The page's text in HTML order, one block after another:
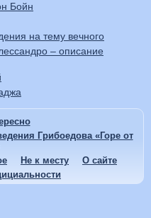
Бойн
на тему вечного
– описание
Грибоедова «Горе от
Не к месту
О сайте